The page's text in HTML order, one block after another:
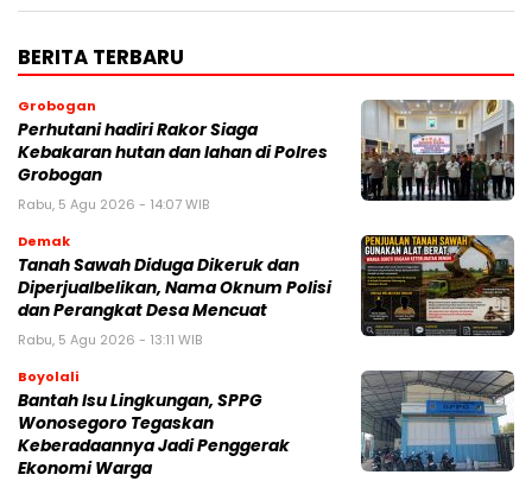
BERITA TERBARU
Grobogan
Perhutani hadiri Rakor Siaga
Kebakaran hutan dan lahan di Polres
Grobogan
Rabu, 5 Agu 2026 - 14:07 WIB
Demak
Tanah Sawah Diduga Dikeruk dan
Diperjualbelikan, Nama Oknum Polisi
dan Perangkat Desa Mencuat
Rabu, 5 Agu 2026 - 13:11 WIB
Boyolali
Bantah Isu Lingkungan, SPPG
Wonosegoro Tegaskan
Keberadaannya Jadi Penggerak
Ekonomi Warga